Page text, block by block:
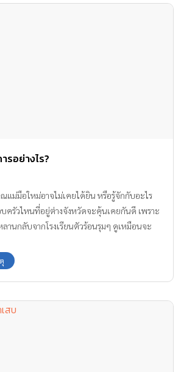
รอย่างไร?
ม่มือใหม่อาจไม่เคยได้ยิน หรือรู้จักกับอะไร
ครัวไหนที่อยู่ต่างจังหวัดจะคุ้นเคยกันดี เพราะ
านกลับจากโรงเรียนตัวร้อนรุมๆ ดูเหมือนจะ
ะ